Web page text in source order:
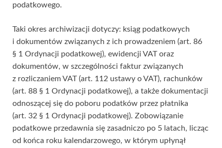
podatkowego.
Taki okres archiwizacji dotyczy: ksiąg podatkowych
i dokumentów związanych z ich prowadzeniem (art. 86
§ 1 Ordynacji podatkowej), ewidencji VAT oraz
dokumentów, w szczególności faktur związanych
z rozliczaniem VAT (art. 112 ustawy o VAT), rachunków
(art. 88 § 1 Ordynacji podatkowej), a także dokumentacji
odnoszącej się do poboru podatków przez płatnika
(art. 32 § 1 Ordynacji podatkowej). Zobowiązanie
podatkowe przedawnia się zasadniczo po 5 latach, licząc
od końca roku kalendarzowego, w którym upłynął